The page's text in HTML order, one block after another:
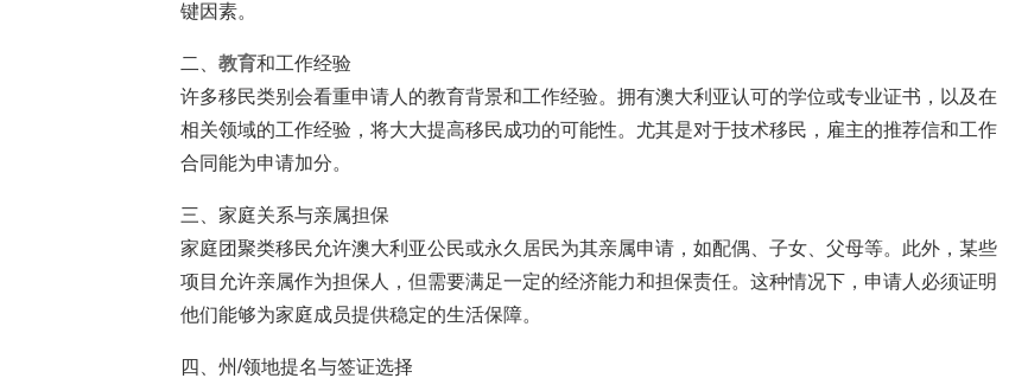
键因素。
二、 教育和工作经验
许多移民类别会看重申请人的教育背景和工作经验。拥有澳大利亚认可的学位或专业证书，以及在
相关领域的工作经验，将大大提高移民成功的可能性。尤其是对于技术移民，雇主的推荐信和工作
合同能为申请加分。
三、家庭关系与亲属担保
家庭团聚类移民允许澳大利亚公民或永久居民为其亲属申请，如配偶、子女、父母等。此外，某些
项目允许亲属作为担保人，但需要满足一定的经济能力和担保责任。这种情况下，申请人必须证明
他们能够为家庭成员提供稳定的生活保障。
四、州/领地提名与签证选择